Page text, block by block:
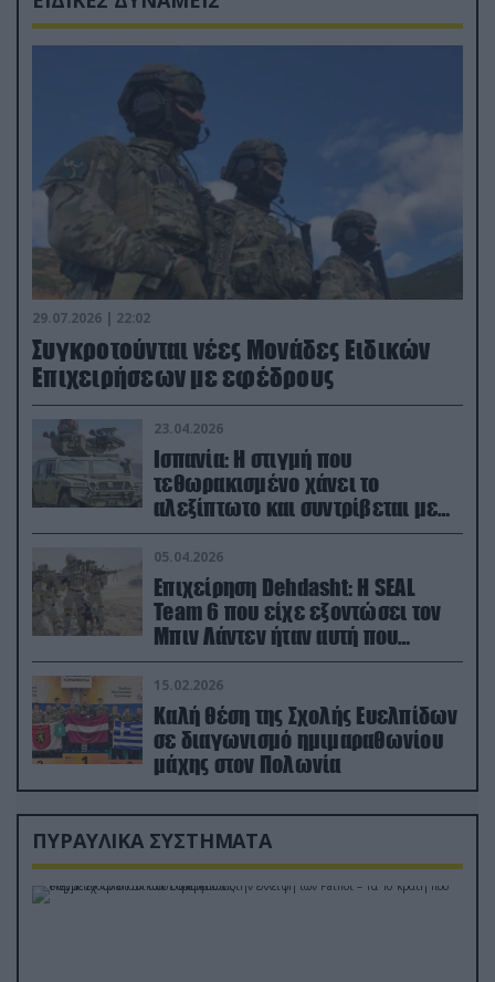
29.07.2026 | 22:02
Συγκροτούνται νέες Μονάδες Ειδικών
Επιχειρήσεων με εφέδρους
23.04.2026
Ισπανία: Η στιγμή που
τεθωρακισμένο χάνει το
αλεξίπτωτο και συντρίβεται με
ορμή στο έδαφος (βίντεο)
05.04.2026
Επιχείρηση Dehdasht: Η SEAL
Team 6 που είχε εξοντώσει τον
Μπιν Λάντεν ήταν αυτή που
διέσωσε τον πιλότο του F-15
15.02.2026
Καλή θέση της Σχολής Ευελπίδων
σε διαγωνισμό ημιμαραθωνίου
μάχης στον Πολωνία
ΠΥΡΑΥΛΙΚΑ ΣΥΣΤΗΜΑΤΑ